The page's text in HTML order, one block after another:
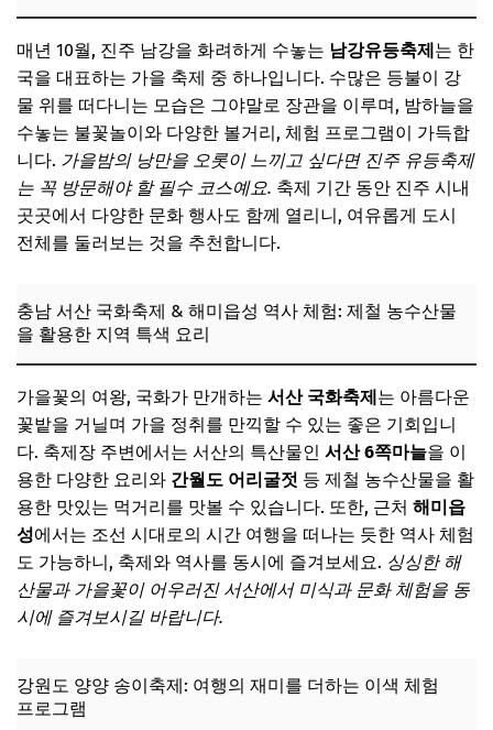
매년 10월, 진주 남강을 화려하게 수놓는 남강유등축제 는 한
국을 대표하는 가을 축제 중 하나입니다. 수많은 등불이 강
물 위를 떠다니는 모습은 그야말로 장관을 이루며, 밤하늘을
수놓는 불꽃놀이와 다양한 볼거리, 체험 프로그램이 가득합
니다. 가을밤의 낭만을 오롯이 느끼고 싶다면 진주 유등축제
는 꼭 방문해야 할 필수 코스예요. 축제 기간 동안 진주 시내
곳곳에서 다양한 문화 행사도 함께 열리니, 여유롭게 도시
전체를 둘러보는 것을 추천합니다.
충남 서산 국화축제 & 해미읍성 역사 체험: 제철 농수산물
을 활용한 지역 특색 요리
가을꽃의 여왕, 국화가 만개하는 서산 국화축제 는 아름다운
꽃밭을 거닐며 가을 정취를 만끽할 수 있는 좋은 기회입니
다. 축제장 주변에서는 서산의 특산물인 서산 6쪽마늘을 이
용한 다양한 요리와 간월도 어리굴젓 등 제철 농수산물을 활
용한 맛있는 먹거리를 맛볼 수 있습니다. 또한, 근처 해미읍
성에서는 조선 시대로의 시간 여행을 떠나는 듯한 역사 체험
도 가능하니, 축제와 역사를 동시에 즐겨보세요. 싱싱한 해
산물과 가을꽃이 어우러진 서산에서 미식과 문화 체험을 동
시에 즐겨보시길 바랍니다.
강원도 양양 송이축제: 여행의 재미를 더하는 이색 체험
프로그램